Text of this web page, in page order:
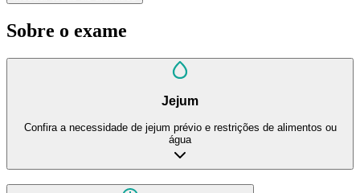
Sobre o exame
Jejum
Confira a necessidade de jejum prévio e restrições de alimentos ou
água